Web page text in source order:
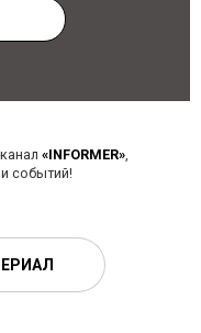
«INFORMER»,
событий!